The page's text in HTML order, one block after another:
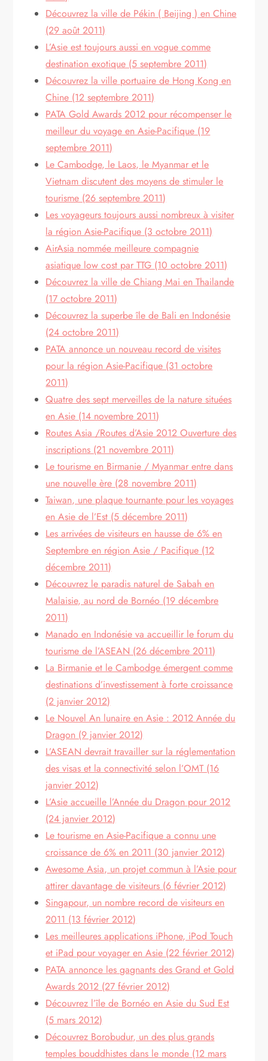
Découvrez la ville de Pékin ( Beijing ) en Chine
(29 août 2011)
L’Asie est toujours aussi en vogue comme
destination exotique (5 septembre 2011)
Découvrez la ville portuaire de Hong Kong en
Chine (12 septembre 2011)
PATA Gold Awards 2012 pour récompenser le
meilleur du voyage en Asie-Pacifique (19
septembre 2011)
Le Cambodge, le Laos, le Myanmar et le
Vietnam discutent des moyens de stimuler le
tourisme (26 septembre 2011)
Les voyageurs toujours aussi nombreux à visiter
la région Asie-Pacifique (3 octobre 2011)
AirAsia nommée meilleure compagnie
asiatique low cost par TTG (10 octobre 2011)
Découvrez la ville de Chiang Mai en Thailande
(17 octobre 2011)
Découvrez la superbe île de Bali en Indonésie
(24 octobre 2011)
PATA annonce un nouveau record de visites
pour la région Asie-Pacifique (31 octobre
2011)
Quatre des sept merveilles de la nature situées
en Asie (14 novembre 2011)
Routes Asia /Routes d’Asie 2012 Ouverture des
inscriptions (21 novembre 2011)
Le tourisme en Birmanie / Myanmar entre dans
une nouvelle ère (28 novembre 2011)
Taiwan, une plaque tournante pour les voyages
en Asie de l’Est (5 décembre 2011)
Les arrivées de visiteurs en hausse de 6% en
Septembre en région Asie / Pacifique (12
décembre 2011)
Découvrez le paradis naturel de Sabah en
Malaisie, au nord de Bornéo (19 décembre
2011)
Manado en Indonésie va accueillir le forum du
tourisme de l’ASEAN (26 décembre 2011)
La Birmanie et le Cambodge émergent comme
destinations d’investissement à forte croissance
(2 janvier 2012)
Le Nouvel An lunaire en Asie : 2012 Année du
Dragon (9 janvier 2012)
L’ASEAN devrait travailler sur la réglementation
des visas et la connectivité selon l’OMT (16
janvier 2012)
L’Asie accueille l’Année du Dragon pour 2012
(24 janvier 2012)
Le tourisme en Asie-Pacifique a connu une
croissance de 6% en 2011 (30 janvier 2012)
Awesome Asia, un projet commun à l’Asie pour
attirer davantage de visiteurs (6 février 2012)
Singapour, un nombre record de visiteurs en
2011 (13 février 2012)
Les meilleures applications iPhone, iPod Touch
et iPad pour voyager en Asie (22 février 2012)
PATA annonce les gagnants des Grand et Gold
Awards 2012 (27 février 2012)
Découvrez l’île de Bornéo en Asie du Sud Est
(5 mars 2012)
Découvrez Borobudur, un des plus grands
temples bouddhistes dans le monde (12 mars